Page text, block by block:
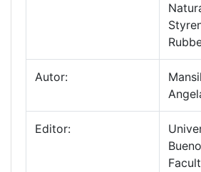
Autor:
Editor: